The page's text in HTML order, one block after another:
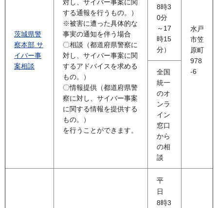
茨城県警
察本部 サ
イバー事
案相談
対し、サイバー事案に関
する通報を行うもの。）
※被害に遭った具体的な
事実の通知を伴う場合
〇相談（都道府県警察に
対し、サイバー事案に関
するアドバイスを求める
もの。）
〇情報提供（都道府県警
察に対し、サイバー事案
に関する情報を提供する
もの。）
を行うことができます。
8時3
0分
～17
時15
分）
水戸
市笠
原町
978
-6
全国
統一
のオ
ンラ
イン
窓口
から
の相
談
平
日
8時3